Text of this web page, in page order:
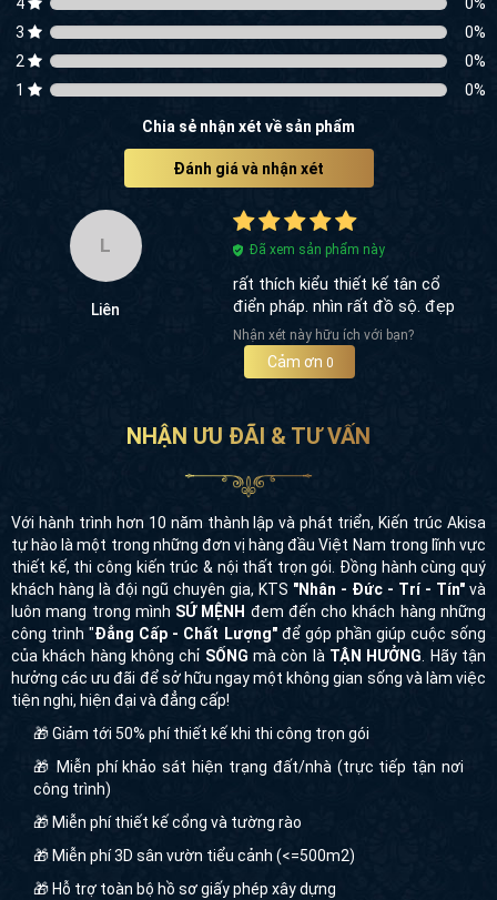
3
0%
2
0%
1
0%
Chia sẻ nhận xét về sản phẩm
Đánh giá và nhận xét
L
Liên
Đã xem sản phẩm này
rất thích kiểu thiết kế tân cổ
điển pháp. nhìn rất đồ sộ. đẹp
Nhận xét này hữu ích với bạn?
Cảm ơn 0
NHẬN ƯU ĐÃI & TƯ VẤN
Với hành trình hơn 10 năm thành lập và phát triển, Kiến trúc Akisa
tự hào là một trong những đơn vị hàng đầu Việt Nam trong lĩnh vực
thiết kế, thi công kiến trúc & nội thất trọn gói. Đồng hành cùng quý
khách hàng là đội ngũ chuyên gia, KTS "Nhân - Đức - Trí - Tín" và
luôn mang trong mình SỨ MỆNH đem đến cho khách hàng những
công trình "Đẳng Cấp - Chất Lượng"để góp phần giúp cuộc sống
của khách hàng không chỉ SỐNG mà còn là TẬN HƯỞNG . Hãy tận
hưởng các ưu đãi để sở hữu ngay một không gian sống và làm việc
tiện nghi, hiện đại và đẳng cấp!
🎁 Giảm tới 50% phí thiết kế khi thi công trọn gói
🎁 Miễn phí khảo sát hiện trạng đất/nhà (trực tiếp tận nơi
công trình)
🎁 Miễn phí thiết kế cổng và tường rào
🎁 Miễn phí 3D sân vườn tiểu cảnh (<=500m2)
🎁 Hỗ trợ toàn bộ hồ sơ giấy phép xây dựng